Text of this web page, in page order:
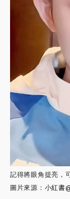
記得將眼角提亮，
圖片來源：小紅書